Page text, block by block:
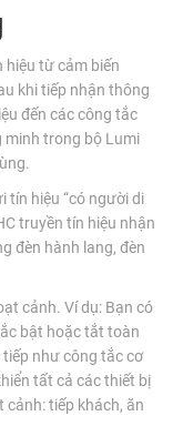
hiệu từ cảm biến
khi tiếp nhận thông
đến các công tắc
minh trong bộ Lumi
tín hiệu “có người di
truyền tín hiệu nhận
đèn hành lang, đèn
cảnh. Ví dụ: Bạn có
bật hoặc tắt toàn
như công tắc cơ
tất cả các thiết bị
tiếp khách, ăn